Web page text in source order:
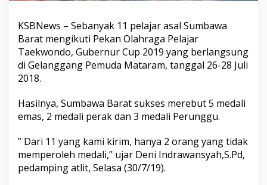
KSBNews – Sebanyak 11 pelajar asal Sumbawa
Barat mengikuti Pekan Olahraga Pelajar
Taekwondo, Gubernur Cup 2019 yang berlangsung
di Gelanggang Pemuda Mataram, tanggal 26-28 Juli
2018.
Hasilnya, Sumbawa Barat sukses merebut 5 medali
emas, 2 medali perak dan 3 medali Perunggu.
” Dari 11 yang kami kirim, hanya 2 orang yang tidak
memperoleh medali,” ujar Deni Indrawansyah,S.Pd,
pedamping atlit, Selasa (30/7/19).